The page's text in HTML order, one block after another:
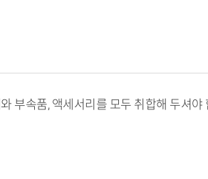
부속품, 액세서리를 모두 취합해 두셔